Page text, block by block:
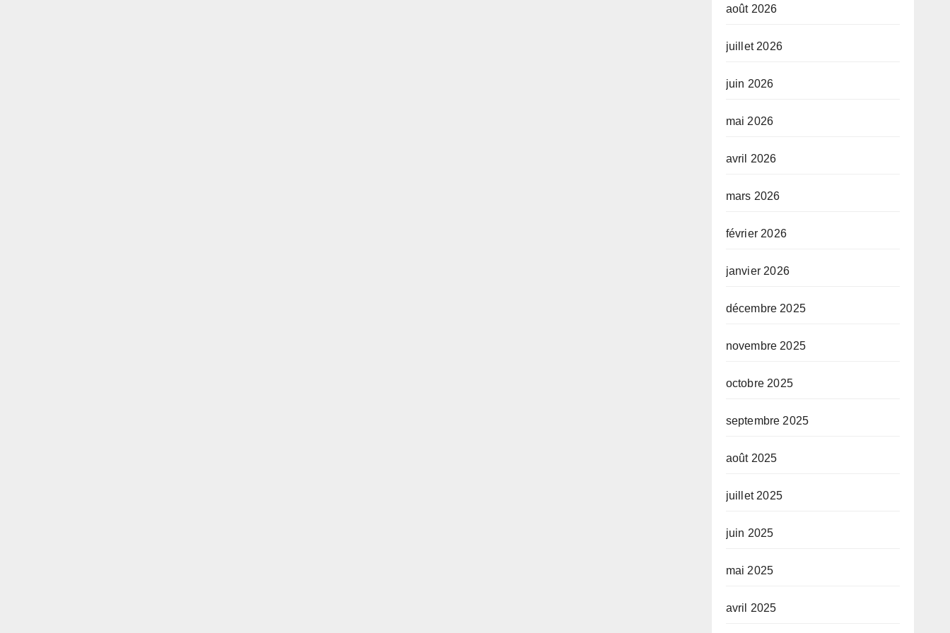
août 2026
juillet 2026
juin 2026
mai 2026
avril 2026
mars 2026
février 2026
janvier 2026
décembre 2025
novembre 2025
octobre 2025
septembre 2025
août 2025
juillet 2025
juin 2025
mai 2025
avril 2025